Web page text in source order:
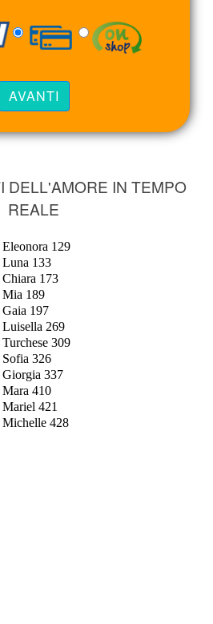
DELL'AMORE IN TEMPO
REALE